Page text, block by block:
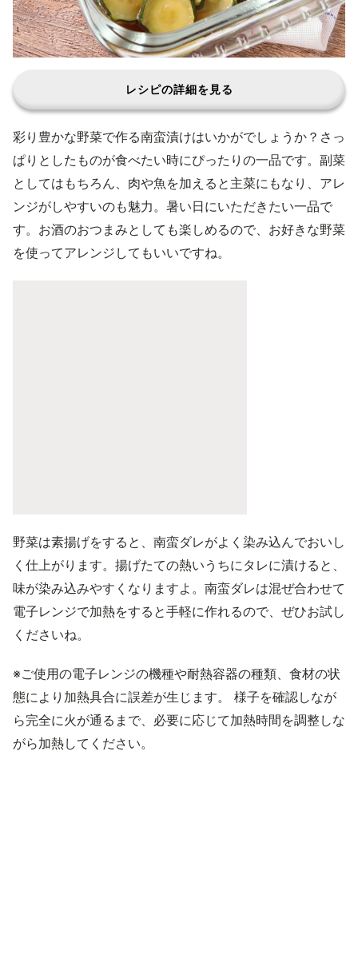
レシピの詳細を見る
彩り豊かな野菜で作る南蛮漬けはいかがでしょうか？さっ
ぱりとしたものが食べたい時にぴったりの一品です。副菜
としてはもちろん、肉や魚を加えると主菜にもなり、アレ
ンジがしやすいのも魅力。暑い日にいただきたい一品で
す。お酒のおつまみとしても楽しめるので、お好きな野菜
を使ってアレンジしてもいいですね。
野菜は素揚げをすると、南蛮ダレがよく染み込んでおいし
く仕上がります。揚げたての熱いうちにタレに漬けると、
味が染み込みやすくなりますよ。南蛮ダレは混ぜ合わせて
電子レンジで加熱をすると手軽に作れるので、ぜひお試し
くださいね。
※ご使用の電子レンジの機種や耐熱容器の種類、食材の状
態により加熱具合に誤差が生じます。 様子を確認しなが
ら完全に火が通るまで、必要に応じて加熱時間を調整しな
がら加熱してください。